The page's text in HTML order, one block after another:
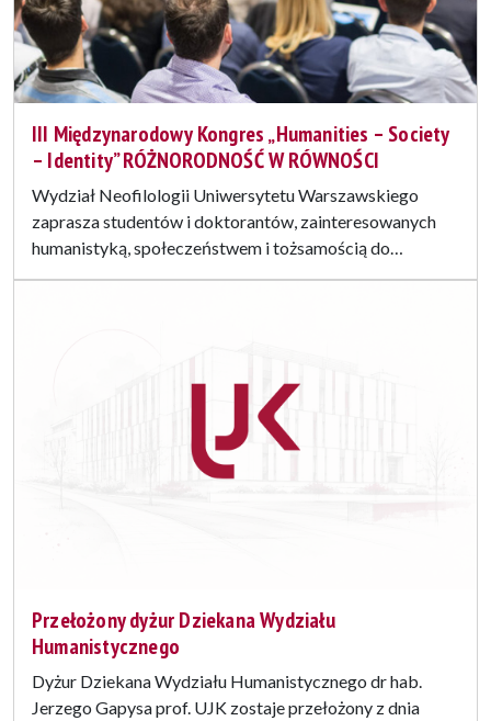
III Międzynarodowy Kongres „Humanities – Society
– Identity” RÓŻNORODNOŚĆ W RÓWNOŚCI
Wydział Neofilologii Uniwersytetu Warszawskiego
zaprasza studentów i doktorantów, zainteresowanych
humanistyką, społeczeństwem i tożsamością do…
Przełożony dyżur Dziekana Wydziału
Humanistycznego
Dyżur Dziekana Wydziału Humanistycznego dr hab.
Jerzego Gapysa prof. UJK zostaje przełożony z dnia